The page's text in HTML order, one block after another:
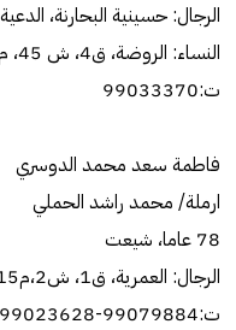
الرجال: حسينية البحارنة، الدعية
النساء: الروضة، ق4، ش 45، م10
ت:99033370
فاطمة سعد محمد الدوسري
ارملة/ محمد راشد الحملي
78 عاما، شيعت
الرجال: العمرية، ق1، ش2،م15
ت:99079884-99023628